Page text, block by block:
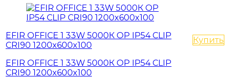
EFIR OFFICE 1 33W 5000К OP IP54 CLIP
CRI90 1200x600x100
EFIR OFFICE 1 33W 5000К OP IP54 CLIP
CRI90 1200x600x100
Купить